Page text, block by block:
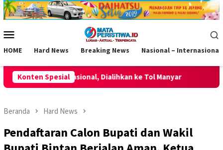
Loncat
ke
Mobile
HOME Hard News Breaking News Nasional – Internasional
Konten Spesial
ke Tol Manyar Momentum HUT ke-2 AKPERSI,
Beranda Hard News
Pendaftaran Calon Bupati dan Wakil